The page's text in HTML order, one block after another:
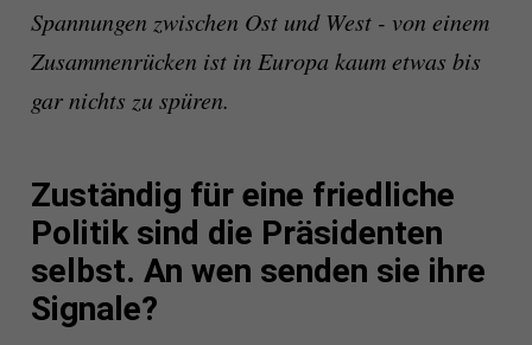
Spannungen zwischen Ost und West - von einem
Zusammenrücken ist in Europa kaum etwas bis
gar nichts zu spüren.
Zuständig für eine friedliche
Politik sind die Präsidenten
selbst. An wen senden sie ihre
Signale?